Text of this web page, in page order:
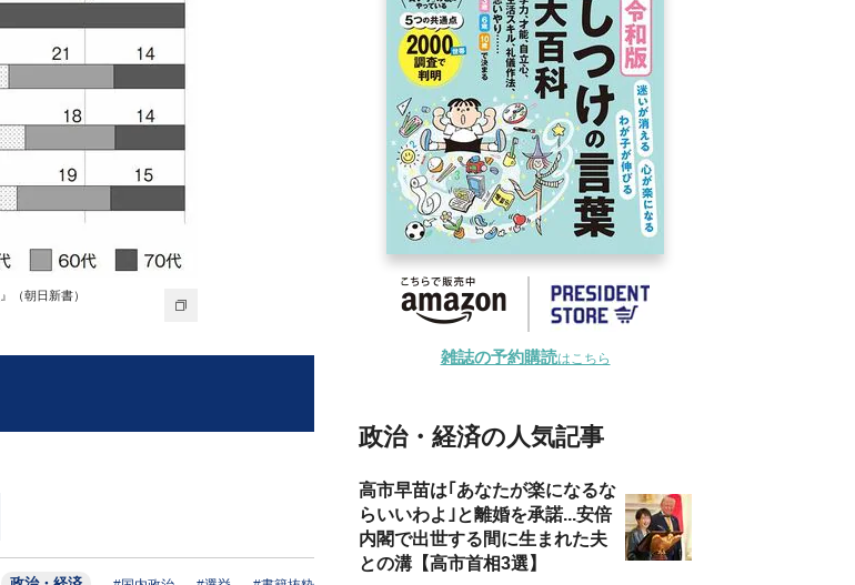
』（朝日新書）
雑誌の予約購読はこちら
政治・経済の人気記事
高市早苗は｢あなたが楽になるな
らいいわよ｣と離婚を承諾...安倍
内閣で出世する間に生まれた夫
との溝【高市首相3選】